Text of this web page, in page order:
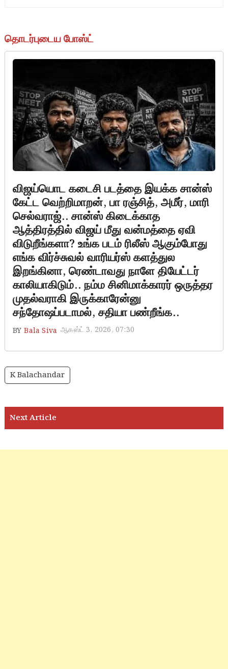
தொடர்புடைய போஸ்ட்
விஜய்யொட கடைசி படத்தை இயக்க சான்ஸ்
கேட்ட வெற்றிமாறன், பா ரஞ்சித், அமீர், மாரி
செல்வராஜ்.. சான்ஸ் கிடைக்காத
ஆத்திரத்தில் விஜய் மீது வன்மத்தை ஏவி
விடுறீங்களா? உங்க படம் ரிலீஸ் ஆகும்போது
எங்க விர்ச்சுவல் வாரியர்ஸ் களத்துல
இறங்கினா, ரெண்டாவது நாளே தியேட்டர்
காலியாகிடும்.. நம்ம சினிமாக்காரர் ஒருத்தர
முதல்வராகி இருக்காரேன்னு
சந்தோஷப்படாமல், சதியா பண்றீங்க..
BY Bala Siva ஆகஸ்ட் 3, 2026, 07:30
K Balachandar